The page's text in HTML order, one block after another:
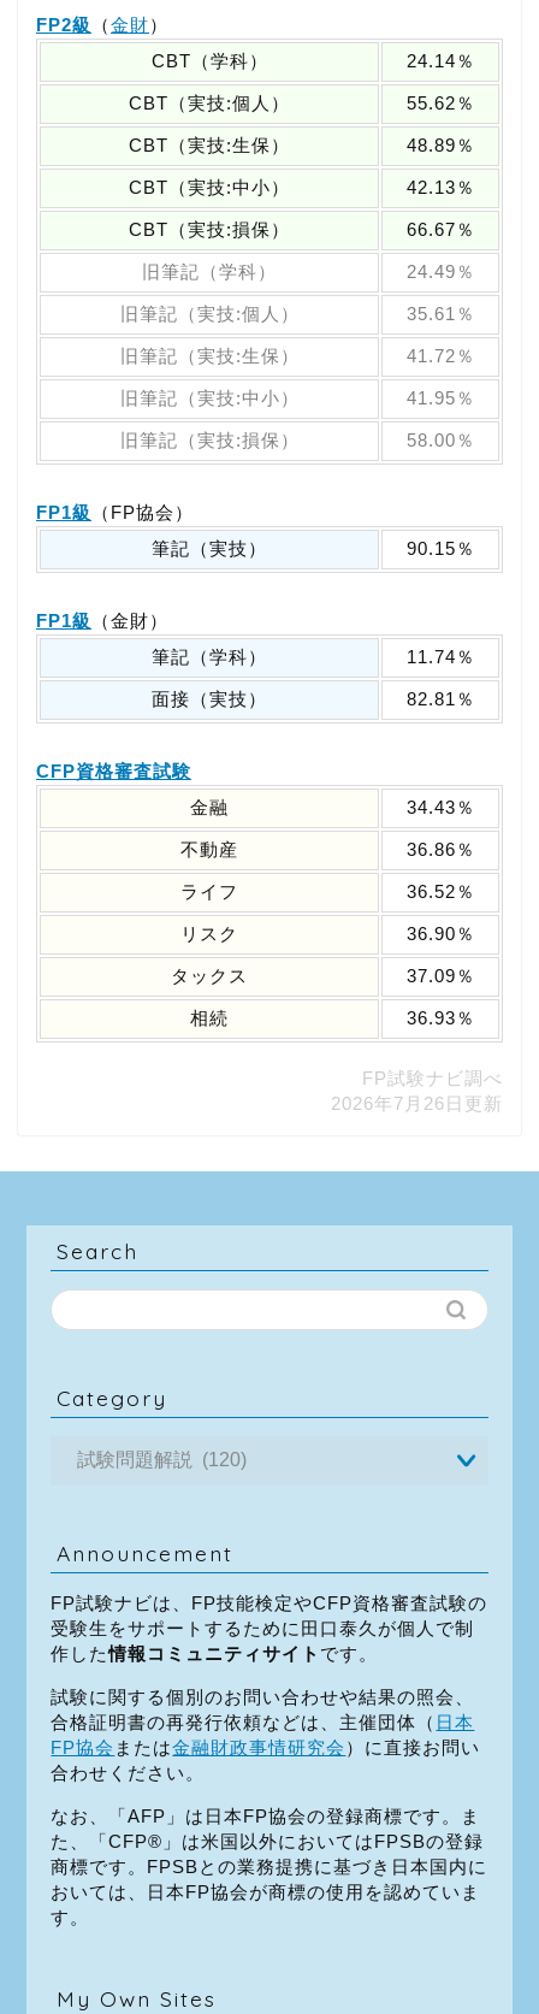
FP2級 （金財）
CBT（学科）
24.14％
CBT（実技:個人） 55.62％
CBT（実技:生保） 48.89％
CBT（実技:中小） 42.13％
CBT（実技:損保） 66.67％
旧筆記（学科） 24.49％
旧筆記（実技:個人） 35.61％
旧筆記（実技:生保） 41.72％
旧筆記（実技:中小） 41.95％
旧筆記（実技:損保） 58.00％
FP1級
（FP協会）
筆記（実技）
90.15％
FP1級
（金財）
筆記（学科）
11.74％
面接（実技） 82.81％
CFP資格審査試験
金融
34.43％
不動産 36.86％
ライフ 36.52％
リスク 36.90％
タックス 37.09％
相続 36.93％
FP試験ナビ調べ
2026年7月26日更新
Search
Category
Announcement
FP試験ナビは、FP技能検定やCFP資格審査試験の
受験生をサポートするために田口泰久が個人で制
作した情報コミュニティサイト です。
試験に関する個別のお問い合わせや結果の照会、
合格証明書の再発行依頼などは、主催団体（ 日本
FP協会 または金融財政事情研究会 ）に直接お問い
合わせください。
なお、「AFP」は日本FP協会の登録商標です。ま
た、「CFP®」は米国以外においてはFPSBの登録
商標です。FPSBとの業務提携に基づき日本国内に
おいては、日本FP協会が商標の使用を認めていま
す。
My Own Sites